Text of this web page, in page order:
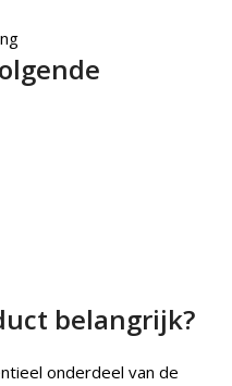
belangrijk?
onderdeel van de